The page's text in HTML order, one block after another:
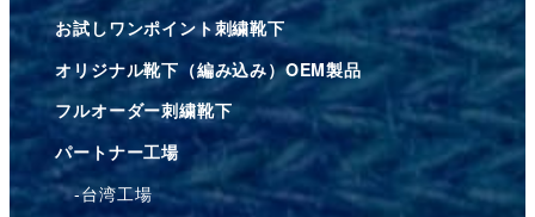
お試しワンポイント刺繍靴下
オリジナル靴下（編み込み）OEM製品
フルオーダー刺繍靴下
パートナー工場
台湾工場